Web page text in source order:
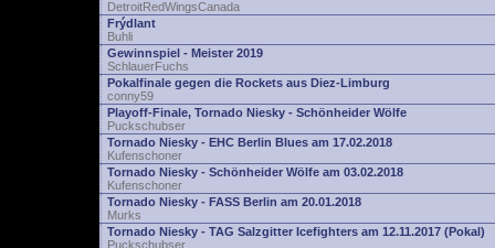
DetroitRedWingsCanada
Frýdlant
Buhli
Gewinnspiel - Meister 2019
SchlauerFuchs
Pokalfinale gegen die Rockets aus Diez-Limburg
conny59
Playoff-Finale, Tornado Niesky - Schönheider Wölfe
Puckschubser
Tornado Niesky - EHC Berlin Blues am 17.02.2018
Kufenschoner
Tornado Niesky - Schönheider Wölfe am 03.02.2018
Kufenschoner
Tornado Niesky - FASS Berlin am 20.01.2018
Murks
Tornado Niesky - TAG Salzgitter Icefighters am 12.11.2017 (Pokal)
Puckschubser